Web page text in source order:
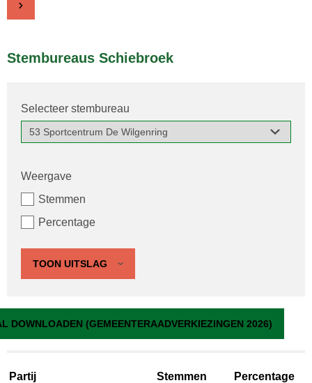
Stembureaus Schiebroek
Selecteer stembureau
Weergave
Stemmen
Percentage
TOON UITSLAG
53 Sportcentrum De Wilgenring
DOWNLOADEN (GEMEENTERAADVERKIEZINGEN 2026)
Partij Stemmen Percentage